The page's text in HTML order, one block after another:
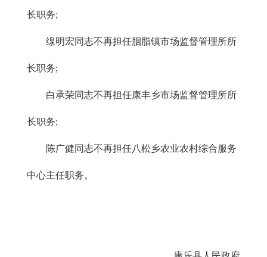
长职务;
缐明宏同志不再担任胭脂镇市场监督管理所所
长职务;
白承荣同志不再担任康丰乡市场监督管理所所
长职务;
陈广健同志不再担任八松乡农业农村综合服务
中心主任职务。